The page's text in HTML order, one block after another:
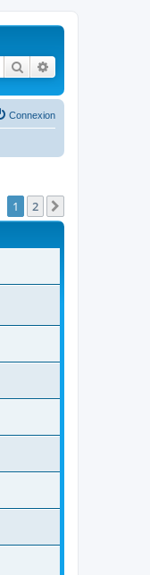
Rechercher
Connexion
1 2